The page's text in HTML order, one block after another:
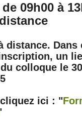
09h00 à
distance. Dans
un
colloque le
ici : "